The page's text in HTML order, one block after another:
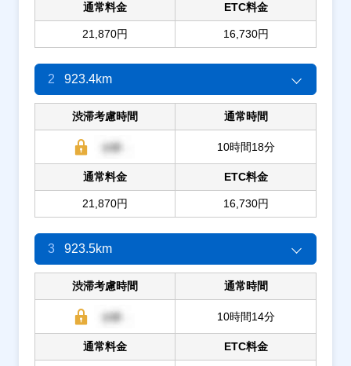
通常料金
21,870円
ETC料金
16,730円
2 923.4km
渋滞考慮時間 通常時間
10時間18分
通常料金
21,870円
ETC料金
16,730円
3 923.5km
渋滞考慮時間 通常時間
10時間14分
通常料金 ETC料金